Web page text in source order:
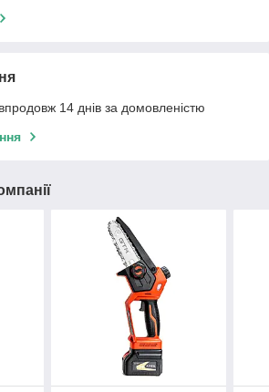
14 днів за домовленістю